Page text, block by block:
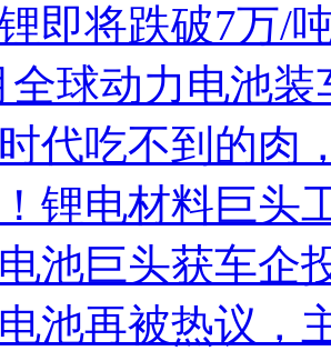
即将跌破7万/
全球动力电池装
代吃不到的肉
锂电材料巨头
池巨头获车企
池再被热议，